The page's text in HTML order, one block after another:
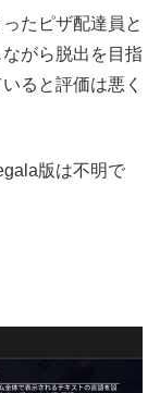
たピザ配達員と
がら脱出を目指
ると評価は悪く
版は不明で